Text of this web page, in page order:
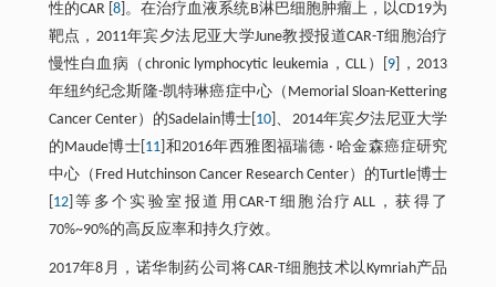
性的CAR [ 8]。在治疗血液系统B淋巴细胞肿瘤上，以CD19为
靶点，2011年宾夕法尼亚大学June教授报道CAR-T细胞治疗
慢性白血病（chronic lymphocytic leukemia，CLL）[ 9 ]，2013
年纽约纪念斯隆-凯特琳癌症中心（Memorial Sloan-Kettering
Cancer Center）的Sadelain博士[ 10 ]、2014年宾夕法尼亚大学
的Maude博士[ 11 ]和2016年西雅图福瑞德 · 哈金森癌症研究
中心（Fred Hutchinson Cancer Research Center）的Turtle博士
12]等多个实验室报道用CAR-T细胞治疗ALL，获得了
70%~90%的高反应率和持久疗效。
2017年8月，诺华制药公司将CAR-T细胞技术以Kymriah产品